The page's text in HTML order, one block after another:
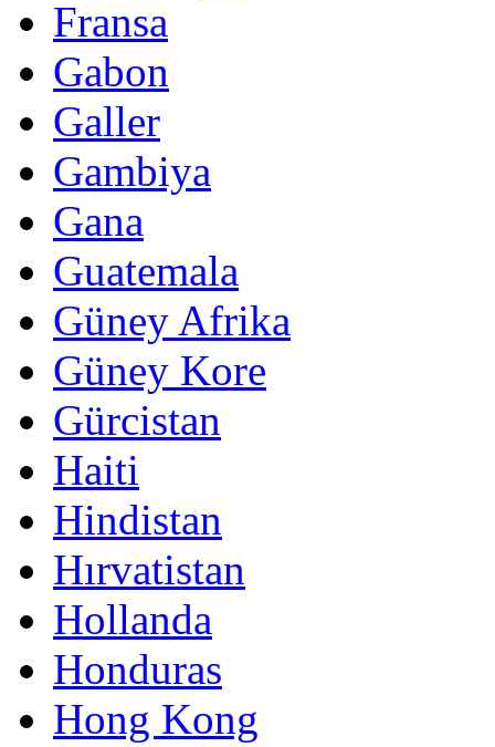
Fransa
Gabon
Galler
Gambiya
Gana
Guatemala
Güney Afrika
Güney Kore
Gürcistan
Haiti
Hindistan
Hırvatistan
Hollanda
Honduras
Hong Kong